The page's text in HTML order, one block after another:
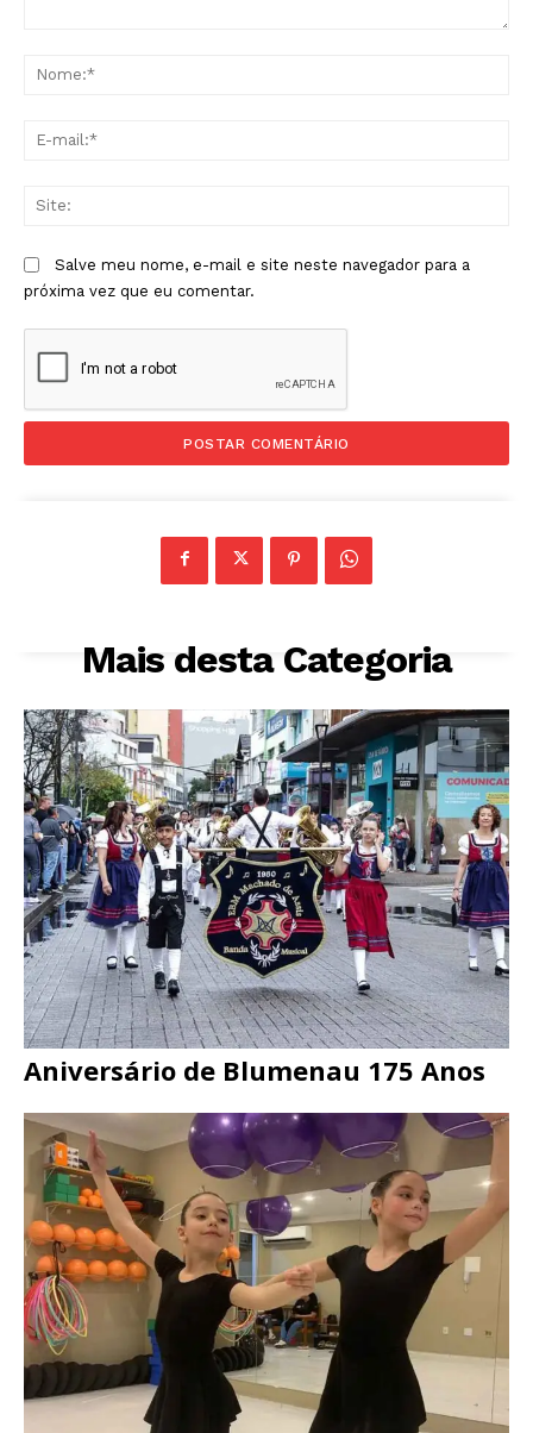
Salve meu nome, e-mail e site neste navegador para a
próxima vez que eu comentar.
Mais desta Categoria
Aniversário de Blumenau 175 Anos